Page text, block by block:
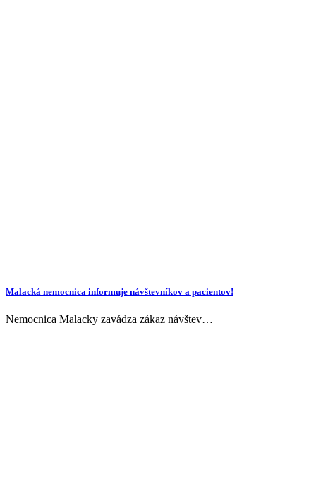
Malacká nemocnica informuje návštevníkov a pacientov!
Nemocnica Malacky zavádza zákaz návštev…